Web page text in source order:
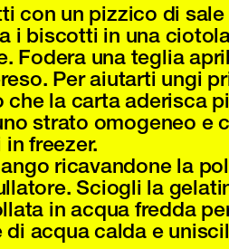
con un pizzico di
i biscotti in una
Fodera una teglia
Per aiutarti ungi
la carta aderisca
strato omogeneo e
freezer.
ricavandone la
Sciogli la
in acqua fredda
di acqua calda e